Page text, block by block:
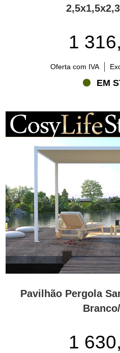
1
Oferta com IVA
EM
Pavilhão Pergola
1